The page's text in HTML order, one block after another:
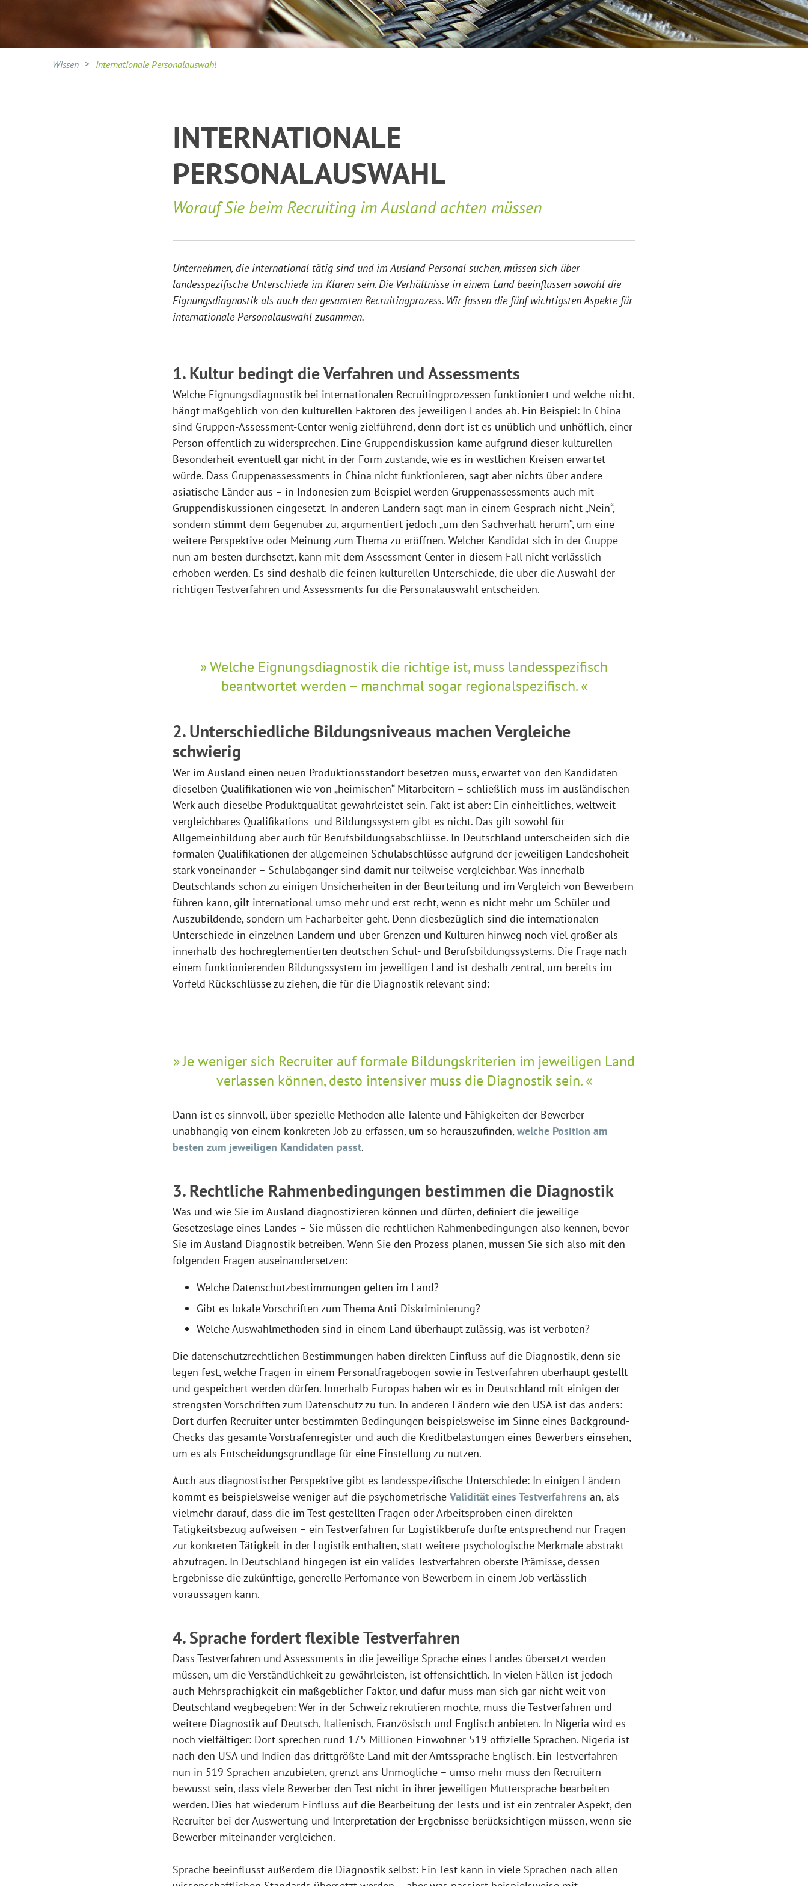
Wissen Internationale Personalauswahl
INTERNATIONALE
PERSONALAUSWAHL
Worauf Sie beim Recruiting im Ausland achten müssen
Unternehmen, die international tätig sind und im Ausland Personal suchen, müssen sich über
landesspezifische Unterschiede im Klaren sein. Die Verhältnisse in einem Land beeinflussen sowohl die
Eignungsdiagnostik als auch den gesamten Recruitingprozess. Wir fassen die fünf wichtigsten Aspekte für
internationale Personalauswahl zusammen.
1. Kultur bedingt die Verfahren und Assessments
Welche Eignungsdiagnostik bei internationalen Recruitingprozessen funktioniert und welche nicht,
hängt maßgeblich von den kulturellen Faktoren des jeweiligen Landes ab. Ein Beispiel: In China
sind Gruppen-Assessment-Center wenig zielführend, denn dort ist es unüblich und unhöflich, einer
Person öffentlich zu widersprechen. Eine Gruppendiskussion käme aufgrund dieser kulturellen
Besonderheit eventuell gar nicht in der Form zustande, wie es in westlichen Kreisen erwartet
würde. Dass Gruppenassessments in China nicht funktionieren, sagt aber nichts über andere
asiatische Länder aus – in Indonesien zum Beispiel werden Gruppenassessments auch mit
Gruppendiskussionen eingesetzt. In anderen Ländern sagt man in einem Gespräch nicht „Nein“,
sondern stimmt dem Gegenüber zu, argumentiert jedoch „um den Sachverhalt herum“, um eine
weitere Perspektive oder Meinung zum Thema zu eröffnen. Welcher Kandidat sich in der Gruppe
nun am besten durchsetzt, kann mit dem Assessment Center in diesem Fall nicht verlässlich
erhoben werden. Es sind deshalb die feinen kulturellen Unterschiede, die über die Auswahl der
richtigen Testverfahren und Assessments für die Personalauswahl entscheiden.
Welche Eignungsdiagnostik die richtige ist, muss landesspezifisch
beantwortet werden – manchmal sogar regionalspezifisch.
2. Unterschiedliche Bildungsniveaus machen Vergleiche
schwierig
Wer im Ausland einen neuen Produktionsstandort besetzen muss, erwartet von den Kandidaten
dieselben Qualifikationen wie von „heimischen“ Mitarbeitern – schließlich muss im ausländischen
Werk auch dieselbe Produktqualität gewährleistet sein. Fakt ist aber: Ein einheitliches, weltweit
vergleichbares Qualifikations- und Bildungssystem gibt es nicht. Das gilt sowohl für
Allgemeinbildung aber auch für Berufsbildungsabschlüsse. In Deutschland unterscheiden sich die
formalen Qualifikationen der allgemeinen Schulabschlüsse aufgrund der jeweiligen Landeshoheit
stark voneinander – Schulabgänger sind damit nur teilweise vergleichbar. Was innerhalb
Deutschlands schon zu einigen Unsicherheiten in der Beurteilung und im Vergleich von Bewerbern
führen kann, gilt international umso mehr und erst recht, wenn es nicht mehr um Schüler und
Auszubildende, sondern um Facharbeiter geht. Denn diesbezüglich sind die internationalen
Unterschiede in einzelnen Ländern und über Grenzen und Kulturen hinweg noch viel größer als
innerhalb des hochreglementierten deutschen Schul- und Berufsbildungssystems. Die Frage nach
einem funktionierenden Bildungssystem im jeweiligen Land ist deshalb zentral, um bereits im
Vorfeld Rückschlüsse zu ziehen, die für die Diagnostik relevant sind:
Je weniger sich Recruiter auf formale Bildungskriterien im jeweiligen Land
verlassen können, desto intensiver muss die Diagnostik sein.
Dann ist es sinnvoll, über spezielle Methoden alle Talente und Fähigkeiten der Bewerber
unabhängig von einem konkreten Job zu erfassen, um so herauszufinden,welche Position am
besten zum jeweiligen Kandidaten passt.
3. Rechtliche Rahmenbedingungen bestimmen die Diagnostik
Was und wie Sie im Ausland diagnostizieren können und dürfen, definiert die jeweilige
Gesetzeslage eines Landes – Sie müssen die rechtlichen Rahmenbedingungen also kennen, bevor
Sie im Ausland Diagnostik betreiben. Wenn Sie den Prozess planen, müssen Sie sich also mit den
folgenden Fragen auseinandersetzen:
Welche Datenschutzbestimmungen gelten im Land?
Gibt es lokale Vorschriften zum Thema Anti-Diskriminierung?
Welche Auswahlmethoden sind in einem Land überhaupt zulässig, was ist verboten?
Die datenschutzrechtlichen Bestimmungen haben direkten Einfluss auf die Diagnostik, denn sie
legen fest, welche Fragen in einem Personalfragebogen sowie in Testverfahren überhaupt gestellt
und gespeichert werden dürfen. Innerhalb Europas haben wir es in Deutschland mit einigen der
strengsten Vorschriften zum Datenschutz zu tun. In anderen Ländern wie den USA ist das anders:
Dort dürfen Recruiter unter bestimmten Bedingungen beispielsweise im Sinne eines Background-
Checks das gesamte Vorstrafenregister und auch die Kreditbelastungen eines Bewerbers einsehen,
um es als Entscheidungsgrundlage für eine Einstellung zu nutzen.
Auch aus diagnostischer Perspektive gibt es landesspezifische Unterschiede: In einigen Ländern
kommt es beispielsweise weniger auf die psychometrische Validität eines Testverfahrens an, als
vielmehr darauf, dass die im Test gestellten Fragen oder Arbeitsproben einen direkten
Tätigkeitsbezug aufweisen – ein Testverfahren für Logistikberufe dürfte entsprechend nur Fragen
zur konkreten Tätigkeit in der Logistik enthalten, statt weitere psychologische Merkmale abstrakt
abzufragen. In Deutschland hingegen ist ein valides Testverfahren oberste Prämisse, dessen
Ergebnisse die zukünftige, generelle Perfomance von Bewerbern in einem Job verlässlich
voraussagen kann.
4. Sprache fordert flexible Testverfahren
Dass Testverfahren und Assessments in die jeweilige Sprache eines Landes übersetzt werden
müssen, um die Verständlichkeit zu gewährleisten, ist offensichtlich. In vielen Fällen ist jedoch
auch Mehrsprachigkeit ein maßgeblicher Faktor, und dafür muss man sich gar nicht weit von
Deutschland wegbegeben: Wer in der Schweiz rekrutieren möchte, muss die Testverfahren und
weitere Diagnostik auf Deutsch, Italienisch, Französisch und Englisch anbieten. In Nigeria wird es
noch vielfältiger: Dort sprechen rund 175 Millionen Einwohner 519 offizielle Sprachen. Nigeria ist
nach den USA und Indien das drittgrößte Land mit der Amtssprache Englisch. Ein Testverfahren
nun in 519 Sprachen anzubieten, grenzt ans Unmögliche – umso mehr muss den Recruitern
bewusst sein, dass viele Bewerber den Test nicht in ihrer jeweiligen Muttersprache bearbeiten
werden. Dies hat wiederum Einfluss auf die Bearbeitung der Tests und ist ein zentraler Aspekt, den
Recruiter bei der Auswertung und Interpretation der Ergebnisse berücksichtigen müssen, wenn sie
Bewerber miteinander vergleichen.
Sprache beeinflusst außerdem die Diagnostik selbst: Ein Test kann in viele Sprachen nach allen